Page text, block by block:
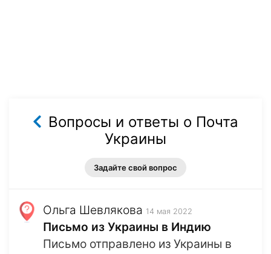
Вопросы и ответы о Почта
Украины
Задайте свой вопрос
Ольга Шевлякова 14 мая 2022
Письмо из Украины в Индию
Письмо отправлено из Украины в